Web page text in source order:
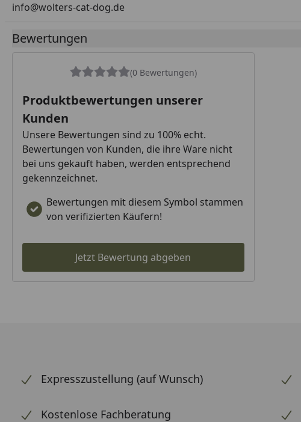
info@wolters-cat-dog.de
Bewertungen
(0 Bewertungen)
Produktbewertungen unserer
Kunden
Unsere Bewertungen sind zu 100% echt.
Bewertungen von Kunden, die ihre Ware nicht
bei uns gekauft haben, werden entsprechend
gekennzeichnet.
Bewertungen mit diesem Symbol stammen
von verifizierten Käufern!
Jetzt Bewertung abgeben
Expresszustellung (auf Wunsch)
Kostenlose Fachberatung